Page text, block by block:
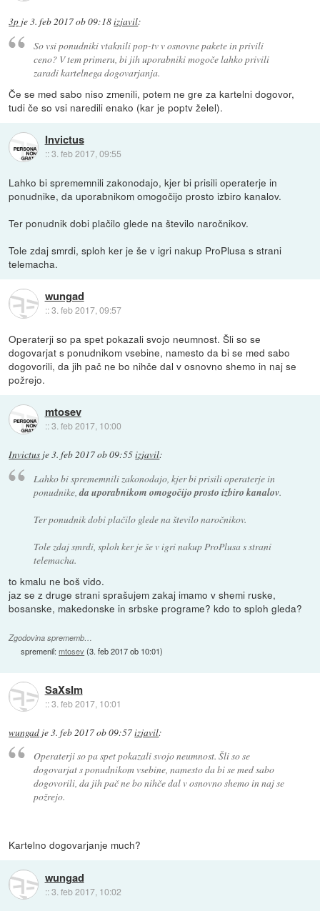
3p je3. feb 2017 ob 09:18izjavil:
So vsi ponudniki vtaknili pop-tv v osnovne pakete in privili
ceno? V tem primeru, bi jih uporabniki mogoče lahko privili
zaradi kartelnega dogovarjanja.
Če se med sabo niso zmenili, potem ne gre za kartelni dogovor,
tudi če so vsi naredili enako (kar je poptv želel).
Invictus
::3. feb 2017, 09:55
Lahko bi sprememnili zakonodajo, kjer bi prisili operaterje in
ponudnike, da uporabnikom omogočijo prosto izbiro kanalov.
Ter ponudnik dobi plačilo glede na število naročnikov.
Tole zdaj smrdi, sploh ker je še v igri nakup ProPlusa s strani
telemacha.
wungad
::3. feb 2017, 09:57
Operaterji so pa spet pokazali svojo neumnost. Šli so se
dogovarjat s ponudnikom vsebine, namesto da bi se med sabo
dogovorili, da jih pač ne bo nihče dal v osnovno shemo in naj se
požrejo.
mtosev
::3. feb 2017, 10:00
Invictus je3. feb 2017 ob 09:55izjavil:
Lahko bi sprememnili zakonodajo, kjer bi prisili operaterje in
ponudnike,da uporabnikom omogočijo prosto izbiro kanalov.
Ter ponudnik dobi plačilo glede na število naročnikov.
Tole zdaj smrdi, sploh ker je še v igri nakup ProPlusa s strani
telemacha.
to kmalu ne boš vido.
jaz se z druge strani sprašujem zakaj imamo v shemi ruske,
bosanske, makedonske in srbske programe? kdo to sploh gleda?
Zgodovina sprememb…
spremenil:mtosev(3. feb 2017 ob 10:01)
SaXsIm
::3. feb 2017, 10:01
wungad je3. feb 2017 ob 09:57izjavil:
Operaterji so pa spet pokazali svojo neumnost. Šli so se
dogovarjat s ponudnikom vsebine, namesto da bi se med sabo
dogovorili, da jih pač ne bo nihče dal v osnovno shemo in naj se
požrejo.
Kartelno dogovarjanje much?
wungad
::3. feb 2017, 10:02